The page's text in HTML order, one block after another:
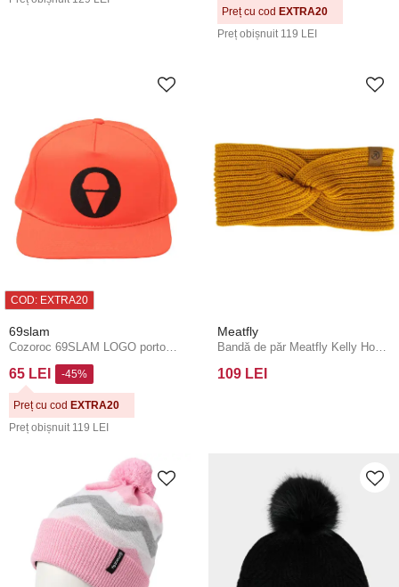
Preț obișnuit 119 LEI
Preț cu cod EXTRA20
COD: EXTRA20
69slam
65 LEI
Preț obișnuit 119 LEI
-45%
Preț cu cod EXTRA20
Meatfly
109 LEI